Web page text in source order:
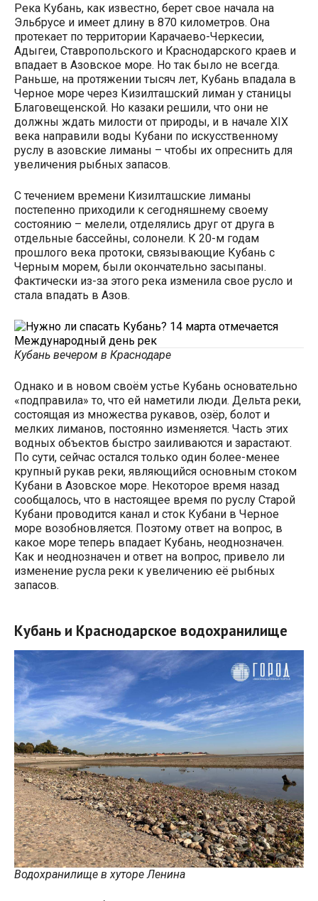
Река Кубань, как известно, берет свое начала на
Эльбрусе и имеет длину в 870 километров. Она
протекает по территории Карачаево-Черкесии,
Адыгеи, Ставропольского и Краснодарского краев и
впадает в Азовское море. Но так было не всегда.
Раньше, на протяжении тысяч лет, Кубань впадала в
Черное море через Кизилташский лиман у станицы
Благовещенской. Но казаки решили, что они не
должны ждать милости от природы, и в начале XIX
века направили воды Кубани по искусственному
руслу в азовские лиманы – чтобы их опреснить для
увеличения рыбных запасов.
С течением времени Кизилташские лиманы
постепенно приходили к сегодняшнему своему
состоянию – мелели, отделялись друг от друга в
отдельные бассейны, солонели. К 20-м годам
прошлого века протоки, связывающие Кубань с
Черным морем, были окончательно засыпаны.
Фактически из-за этого река изменила свое русло и
стала впадать в Азов.
Кубань вечером в Краснодаре
Однако и в новом своём устье Кубань основательно
«подправила» то, что ей наметили люди. Дельта реки,
состоящая из множества рукавов, озёр, болот и
мелких лиманов, постоянно изменяется. Часть этих
водных объектов быстро заиливаются и зарастают.
По сути, сейчас остался только один более-менее
крупный рукав реки, являющийся основным стоком
Кубани в Азовское море. Некоторое время назад
сообщалось, что в настоящее время по руслу Старой
Кубани проводится канал и сток Кубани в Черное
море возобновляется. Поэтому ответ на вопрос, в
какое море теперь впадает Кубань, неоднозначен.
Как и неоднозначен и ответ на вопрос, привело ли
изменение русла реки к увеличению её рыбных
запасов.
Кубань и Краснодарское водохранилище
Водохранилище в хуторе Ленина